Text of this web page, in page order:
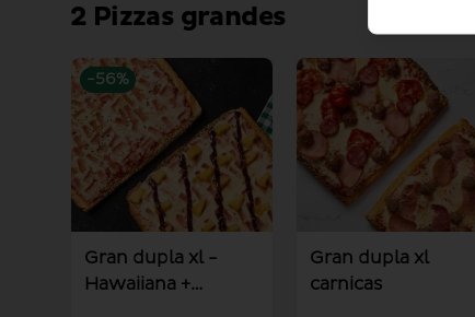
2 Pizzas grandes
-56%
Gran dupla xl -
Hawaiiana +
Gran dupla xl
carnicas